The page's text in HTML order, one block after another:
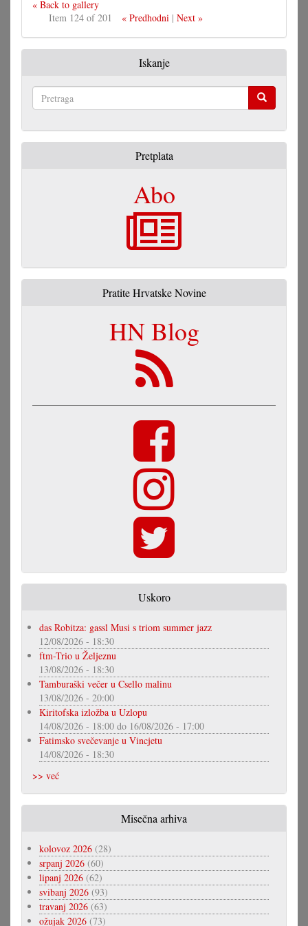
« Back to gallery
Item 124 of 201
« Predhodni| Next »
Iskanje
Pretplata
Abo
Pratite Hrvatske Novine
HN Blog
Uskoro
das Robitza: gassl Musi s triom summer jazz
12/08/2026 - 18:30
ftm-Trio u Željeznu
13/08/2026 - 18:30
Tamburaški večer u Csello malinu
13/08/2026 - 20:00
Kiritofska izložba u Uzlopu
14/08/2026 - 18:00 do 16/08/2026 - 17:00
Fatimsko svečevanje u Vincjetu
14/08/2026 - 18:30
>> već
Misečna arhiva
kolovoz 2026 (28)
srpanj 2026 (60)
lipanj 2026 (62)
svibanj 2026 (93)
travanj 2026 (63)
ožujak 2026 (73)